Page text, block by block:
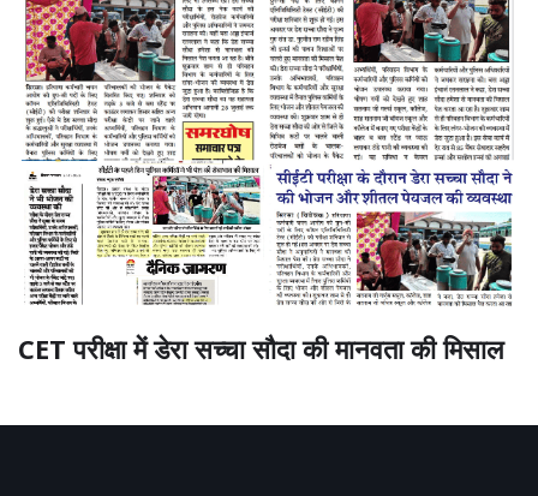
CET परीक्षा में डेरा सच्चा सौदा की मानवता की मिसाल